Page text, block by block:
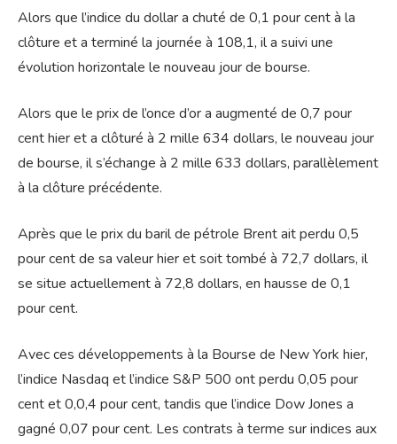
Alors que l’indice du dollar a chuté de 0,1 pour cent à la
clôture et a terminé la journée à 108,1, il a suivi une
évolution horizontale le nouveau jour de bourse.
Alors que le prix de l’once d’or a augmenté de 0,7 pour
cent hier et a clôturé à 2 mille 634 dollars, le nouveau jour
de bourse, il s’échange à 2 mille 633 dollars, parallèlement
à la clôture précédente.
Après que le prix du baril de pétrole Brent ait perdu 0,5
pour cent de sa valeur hier et soit tombé à 72,7 dollars, il
se situe actuellement à 72,8 dollars, en hausse de 0,1
pour cent.
Avec ces développements à la Bourse de New York hier,
l’indice Nasdaq et l’indice S&P 500 ont perdu 0,05 pour
cent et 0,0,4 pour cent, tandis que l’indice Dow Jones a
gagné 0,07 pour cent. Les contrats à terme sur indices aux